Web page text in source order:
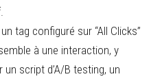
tag configuré sur “All Clicks”
à une interaction, y
script d’A/B testing, un